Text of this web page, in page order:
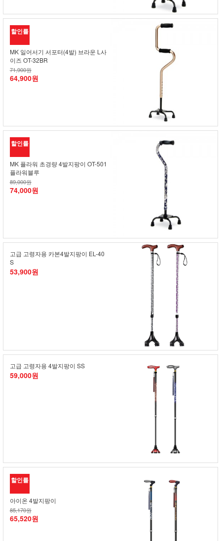
할인률
MK 일어서기 서포터(4발) 브라운 L사
이즈 OT-32BR
71,900원
64,900원
할인률
MK 플라워 초경량 4발지팡이 OT-501
플라워블루
89,000원
74,000원
고급 고령자용 카본4발지팡이 EL-40
S
53,900원
고급 고령자용 4발지팡이 SS
59,000원
할인률
아이온 4발지팡이
85,170원
65,520원